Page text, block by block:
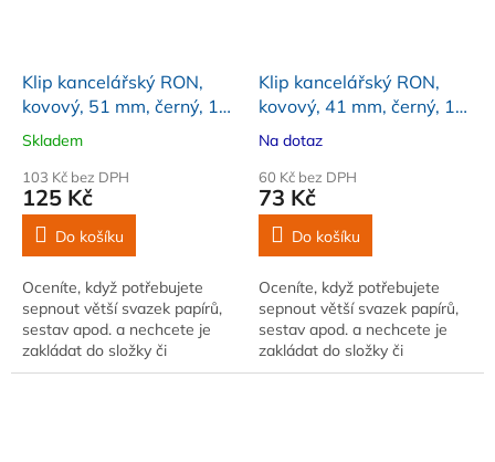
Klip kancelářský RON,
kovový, 51 mm, černý, 12
ks
Skladem
103 Kč bez DPH
125 Kč
Do košíku
Oceníte, když potřebujete
sepnout větší svazek papírů,
sestav apod. a nechcete je
zakládat do složky či
pořadače. Velikost 51 mm.
Klip kancelářský RON,
kovový, 41 mm, černý, 12
ks
Na dotaz
60 Kč bez DPH
73 Kč
Do košíku
Oceníte, když potřebujete
sepnout větší svazek papírů,
sestav apod. a nechcete je
zakládat do složky či
pořadače. Velikost 41 mm.